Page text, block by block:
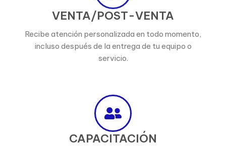
VENTA/POST-VENTA
Recibe atención personalizada en todo momento,
incluso después de la entrega de tu equipo o
servicio.
CAPACITACIÓN